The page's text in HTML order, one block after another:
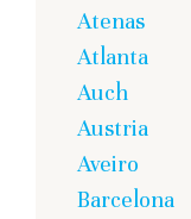
Atenas
Atlanta
Auch
Austria
Aveiro
Barcelona